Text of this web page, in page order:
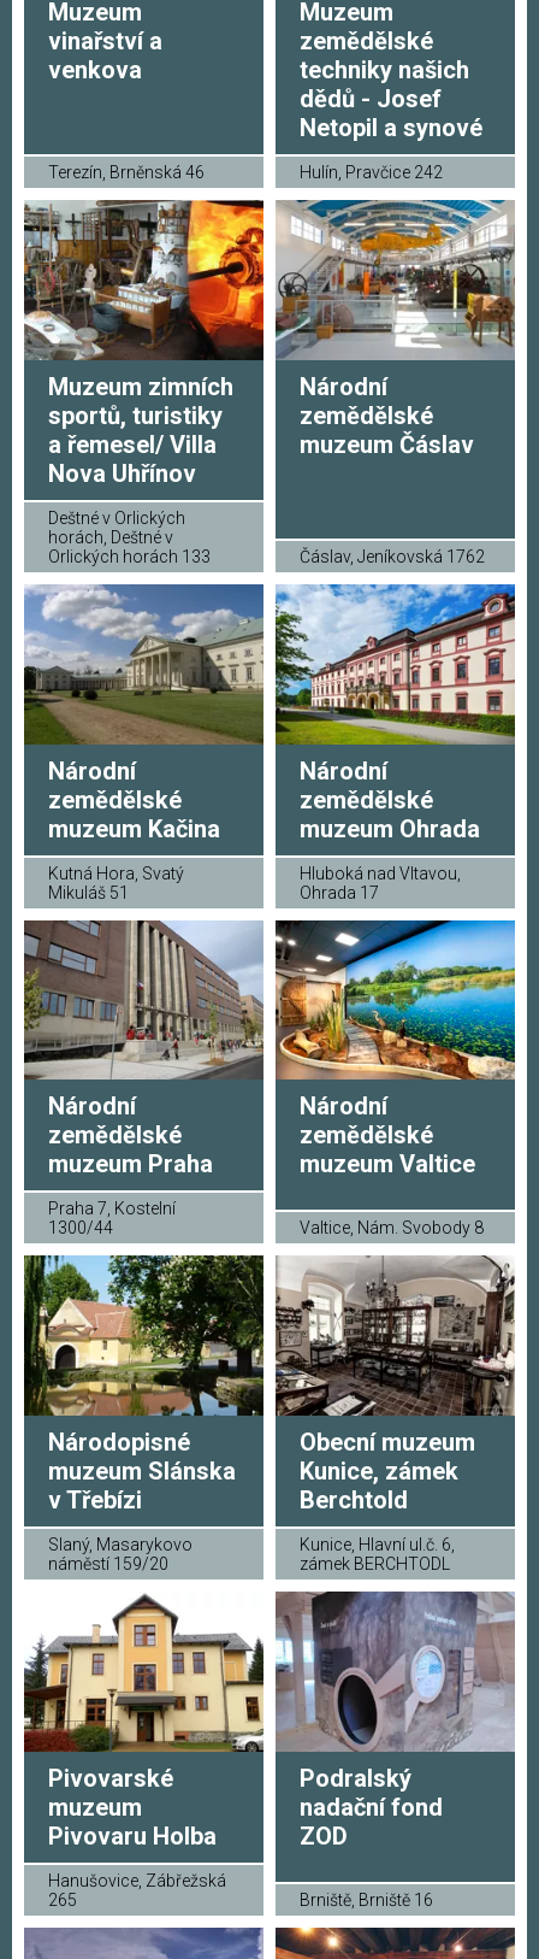
Muzeum
vinařství a
venkova
Terezín, Brněnská 46
Muzeum
zemědělské
techniky našich
dědů - Josef
Netopil a synové
Hulín, Pravčice 242
Muzeum zimních
sportů, turistiky
a řemesel/ Villa
Nova Uhřínov
Deštné v Orlických
horách, Deštné v
Orlických horách 133
Národní
zemědělské
muzeum Čáslav
Čáslav, Jeníkovská 1762
Národní
zemědělské
muzeum Kačina
Kutná Hora, Svatý
Mikuláš 51
Národní
zemědělské
muzeum Ohrada
Hluboká nad Vltavou,
Ohrada 17
Národní
zemědělské
muzeum Praha
Praha 7, Kostelní
1300/44
Národní
zemědělské
muzeum Valtice
Valtice, Nám. Svobody 8
Národopisné
muzeum Slánska
v Třebízi
Slaný, Masarykovo
náměstí 159/20
Obecní muzeum
Kunice, zámek
Berchtold
Kunice, Hlavní ul.č. 6,
zámek BERCHTODL
Pivovarské
muzeum
Pivovaru Holba
Hanušovice, Zábřežská
265
Podralský
nadační fond
ZOD
Brniště, Brniště 16